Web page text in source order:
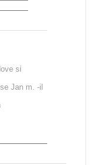
si
Jan m. -il